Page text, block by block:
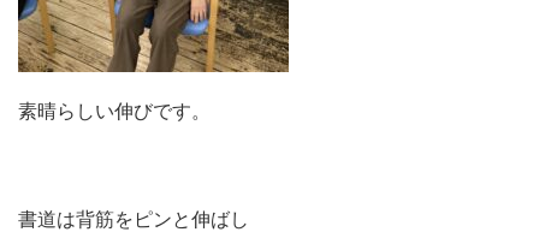
素晴らしい伸びです。
書道は背筋をピンと伸ばし